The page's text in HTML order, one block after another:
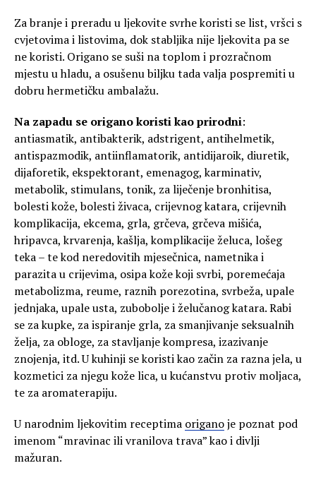
Za branje i preradu u ljekovite svrhe koristi se list, vršci s
cvjetovima i listovima, dok stabljika nije ljekovita pa se
ne koristi. Origano se suši na toplom i prozračnom
mjestu u hladu, a osušenu biljku tada valja pospremiti u
dobru hermetičku ambalažu.
Na zapadu se origano koristi kao prirodni:
antiasmatik, antibakterik, adstrigent, antihelmetik,
antispazmodik, antiinflamatorik, antidijaroik, diuretik,
dijaforetik, ekspektorant, emenagog, karminativ,
metabolik, stimulans, tonik, za liječenje bronhitisa,
bolesti kože, bolesti živaca, crijevnog katara, crijevnih
komplikacija, ekcema, grla, grčeva, grčeva mišića,
hripavca, krvarenja, kašlja, komplikacije želuca, lošeg
teka – te kod neredovitih mjesečnica, nametnika i
parazita u crijevima, osipa kože koji svrbi, poremećaja
metabolizma, reume, raznih porezotina, svrbeža, upale
jednjaka, upale usta, zubobolje i želučanog katara. Rabi
se za kupke, za ispiranje grla, za smanjivanje seksualnih
želja, za obloge, za stavljanje kompresa, izazivanje
znojenja, itd. U kuhinji se koristi kao začin za razna jela, u
kozmetici za njegu kože lica, u kućanstvu protiv moljaca,
te za aromaterapiju.
U narodnim ljekovitim receptima origanoje poznat pod
imenom “mravinac ili vranilova trava” kao i divlji
mažuran.